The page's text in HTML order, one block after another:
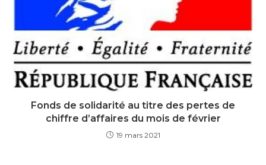
Fonds de solidarité au titre des pertes de
chiffre d’affaires du mois de février
19 mars 2021